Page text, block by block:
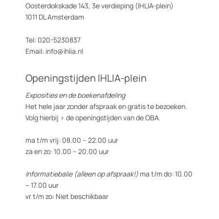
Hiaten: wat en wie mis je op de foto’s? Ken je mensen of
wisselen. Herinneringen van lang geleden en ervaringen van nu.
Heb je zelf foto’s van Roze Zaterdagen die je aan het archief wil
doneren (digitaal of op papier), upload je foto dan >
een mail naar aanmelden@ihlia.nl om de mogelijkheden te
bespreken.
Via hetzelfde mailadres kun je je ook aanmelden voor de
bijeenkomst.
Informatie over expositie
Oosterdokskade 143, 3e verdieping (IHLIA-plein)
1011 DL Amsterdam
Tel: 020-5230837
Email: info@ihlia.nl
Openingstijden IHLIA-plein
Exposities en de boekenafdeling
Het hele jaar zonder afspraak en gratis te bezoeken.
Volg hierbij > de openingstijden van de OBA.
ma t/m vrij: 08.00 – 22.00 uur
za en zo: 10.00 – 20.00 uur
Informatiebalie (alleen op afspraak!) ma t/m do: 10.00
– 17.00 uur
vr t/m zo: Niet beschikbaar